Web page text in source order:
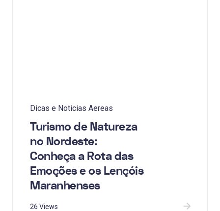
Dicas e Noticias Aereas
Turismo de Natureza
no Nordeste:
Conheça a Rota das
Emoções e os Lençóis
Maranhenses
26 Views